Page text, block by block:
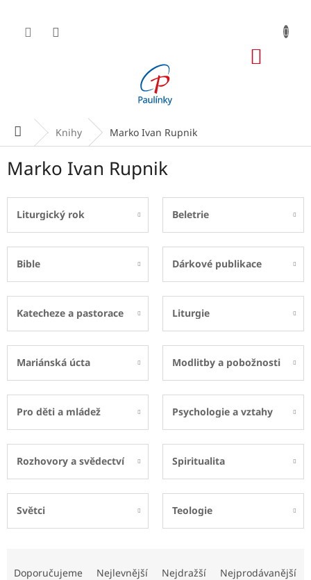
obsah
Domů Knihy Marko Ivan Rupnik
Marko Ivan Rupnik
Liturgický rok Beletrie
Bible Dárkové publikace
Katecheze a pastorace Liturgie
Mariánská úcta Modlitby a pobožnosti
Pro děti a mládež Psychologie a vztahy
Rozhovory a svědectví Spiritualita
Světci Teologie
Doporučujeme Nejlevnější Nejdražší Nejprodávanější